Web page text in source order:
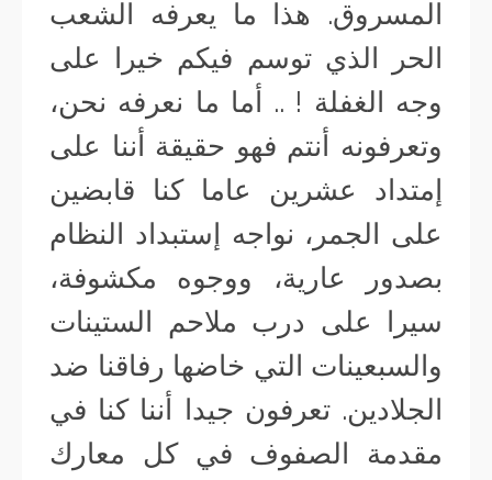
المسروق. هذا ما يعرفه الشعب
الحر الذي توسم فيكم خيرا على
وجه الغفلة ! .. أما ما نعرفه نحن،
وتعرفونه أنتم فهو حقيقة أننا على
إمتداد عشرين عاما كنا قابضين
على الجمر، نواجه إستبداد النظام
بصدور عارية، ووجوه مكشوفة،
سيرا على درب ملاحم الستينات
والسبعينات التي خاضها رفاقنا ضد
الجلادين. تعرفون جيدا أننا كنا في
مقدمة الصفوف في كل معارك